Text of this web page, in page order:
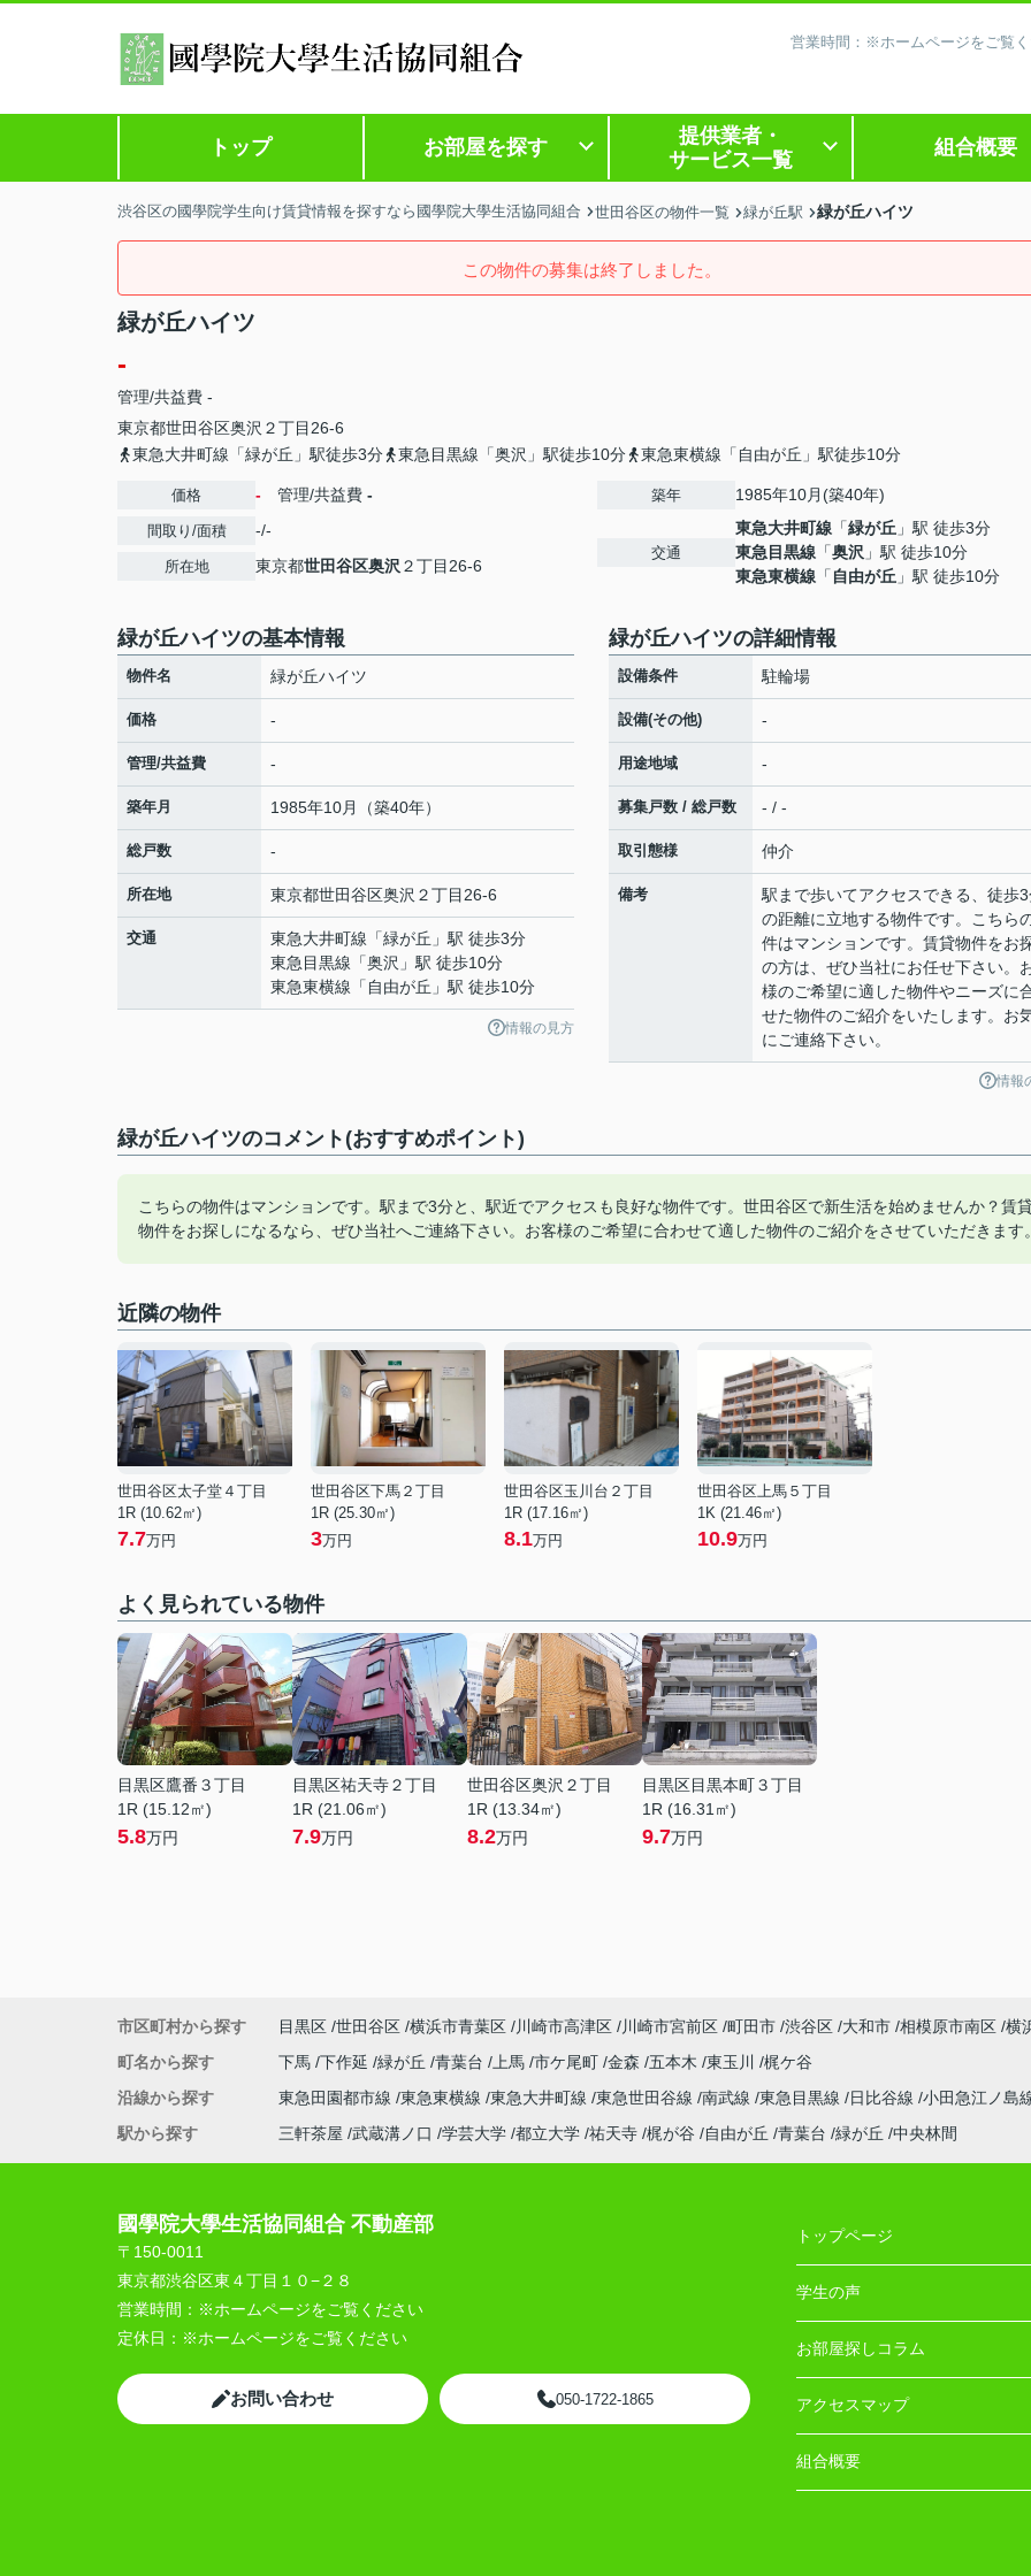
営業時間：※ホームページをご覧
トップ お部屋を探す
提供業者・
サービス一覧
組合概要
渋谷区の國學院学生向け賃貸情報を探すなら國學院大學生活協同組合 世田谷区の物件一覧 緑が丘駅 緑が丘ハイツ
この物件の募集は終了しました。
緑が丘ハイツ
-
管理/共益費 -
東京都世田谷区奥沢 ２丁目26-6
東急大井町線「緑が丘」駅徒歩3分
東急目黒線「奥沢」駅徒歩10分 東急東横線「自由が丘」駅徒歩10分
価格 - 管理/共益費 -
間取り/面積 -/-
所在地 東京都世田谷区奥沢 ２丁目26-6
築年 1985年10月(築40年)
交通
東急大井町線 「緑が丘 」駅 徒歩3分
東急目黒線 「奥沢 」駅 徒歩10分
東急東横線 「 自由が丘 」駅 徒歩10分
緑が丘ハイツの基本情報
物件名 緑が丘ハイツ
価格 -
管理/共益費 -
築年月 1985年10月（築40年）
総戸数 -
所在地 東京都世田谷区奥沢 ２丁目26-6
交通 東急大井町線 「緑が丘 」駅 徒歩3分
東急目黒線 「奥沢 」駅 徒歩10分
東急東横線 「 自由が丘 」駅 徒歩10分
情報の見方
緑が丘ハイツの詳細情報
設備条件 駐輪場
設備(その他) -
用途地域 -
募集戸数 / 総戸数 - / -
取引態様 仲介
備考
駅まで歩いてアクセスできる、徒歩
の距離に立地する物件です。こちら
件はマンションです。賃貸物件をお
の方は、ぜひ当社にお任せ下さい。
様のご希望に適した物件やニーズに
せた物件のご紹介をいたします。お
にご連絡下さい。
情報
緑が丘ハイツのコメント(おすすめポイント)
こちらの物件はマンションです。駅まで3分と、駅近でアクセスも良好な物件です。世田谷区で新生活を始めませんか？賃
物件をお探しになるなら、ぜひ当社へご連絡下さい。お客様のご希望に合わせて適した物件のご紹介をさせていただきます
近隣の物件
世田谷区太子堂４丁目
1R (10.62㎡)
7.7万円
世田谷区下馬２丁目
1R (25.30㎡)
3万円
世田谷区玉川台２丁目
1R (17.16㎡)
8.1万円
世田谷区上馬５丁目
1K (21.46㎡)
10.9万円
よく見られている物件
目黒区鷹番３丁目
1R (15.12㎡)
5.8万円
目黒区祐天寺２丁目
1R (21.06㎡)
7.9万円
世田谷区奥沢２丁目
1R (13.34㎡)
8.2万円
目黒区目黒本町３丁目
1R (16.31㎡)
9.7万円
市区町村から探す 目黒区 世田谷区 横浜市青葉区 川崎市高津区 川崎市宮前区 町田市 渋谷区 大和市 相模原市南区 横
町名から探す
下馬 下作延 緑が丘 青葉台 上馬 市ケ尾町 金森 五本木 東玉川
梶ケ谷
沿線から探す
東急田園都市線 東急東横線 東急大井町線 東急世田谷線 南武線 東急目黒線 日比谷線 小田急江ノ島
駅から探す
三軒茶屋 武蔵溝ノ口 学芸大学 都立大学 祐天寺 梶が谷 自由が丘 青葉台 緑が丘 中央林間
國學院大學生活協同組合 不動産部
〒150-0011
東京都渋谷区東４丁目１０−２８
営業時間： ※ホームページをご覧ください
定休日： ※ホームページをご覧ください
お問い合わせ 050-1722-1865
トップページ
学生の声
お部屋探しコラム
アクセスマップ
組合概要